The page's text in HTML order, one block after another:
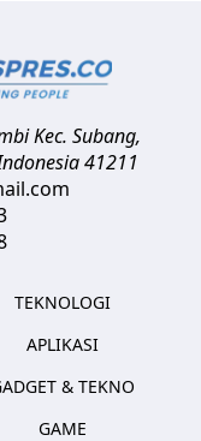
Kec. Subang,
41211
TEKNOLOGI
APLIKASI
& TEKNO
GAME